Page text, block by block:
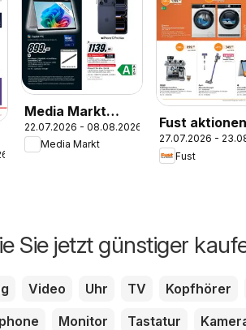
Media Markt
aktionen
22.07.2026 - 08.08.2026
Media Markt
Fust aktionen
27.07.2026 -
Fust
Sie jetzt günstiger
Video Uhr TV Kopfhörer
Monitor Tastatur